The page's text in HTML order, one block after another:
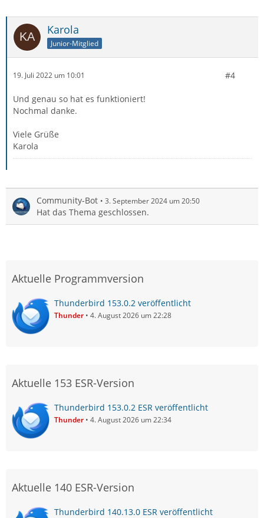
Karola
Junior-Mitglied
19. Juli 2022 um 10:01 #4
Und genau so hat es funktioniert!
Nochmal danke.
Viele Grüße
Karola
Community-Bot 3. September 2024 um 20:50
Hat das Thema geschlossen.
Aktuelle Programmversion
Thunderbird 153.0.2 veröffentlicht
Thunder 4. August 2026 um 22:28
Aktuelle 153 ESR-Version
Thunderbird 153.0.2 ESR veröffentlicht
Thunder 4. August 2026 um 22:34
Aktuelle 140 ESR-Version
Thunderbird 140.13.0 ESR veröffentlicht